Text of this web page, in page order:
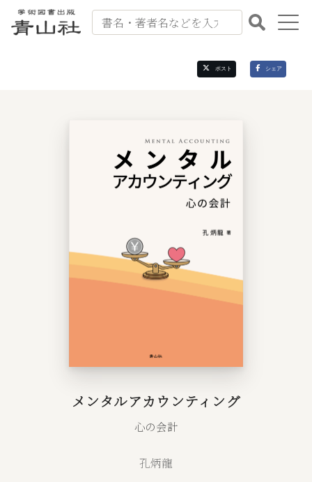
ポスト シェア
メンタルアカウンティング
心の会計
孔炳龍